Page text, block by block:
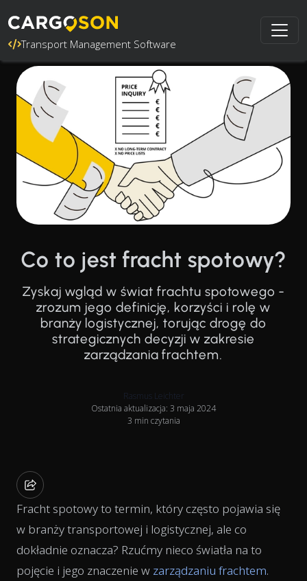
Transport Management Software
Co to jest fracht spotowy?
Zyskaj wgląd w świat frachtu spotowego -
zrozum jego definicję, korzyści i rolę w
branży logistycznej, torując drogę do
strategicznych decyzji w zakresie
zarządzania frachtem.
Rasmus Leichter
Ostatnia aktualizacja: 3 maja 2024
3 min czytania
Fracht spotowy to termin, który często pojawia się
w branży transportowej i logistycznej, ale co
dokładnie oznacza? Rzućmy nieco światła na to
pojęcie i jego znaczenie w zarządzaniu frachtem.